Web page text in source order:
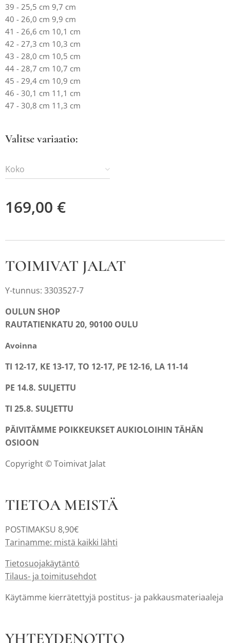
39 - 25,5 cm 9,7 cm
40 - 26,0 cm 9,9 cm
41 - 26,6 cm 10,1 cm
42 - 27,3 cm 10,3 cm
43 - 28,0 cm 10,5 cm
44 - 28,7 cm 10,7 cm
45 - 29,4 cm 10,9 cm
46 - 30,1 cm 11,1 cm
47 - 30,8 cm 11,3 cm
Valitse variaatio:
Koko
169,00 €
TOIMIVAT JALAT
Y-tunnus: 3303527-7
OULUN SHOP
RAUTATIENKATU 20, 90100 OULU
Avoinna
TI 12-17, KE 13-17, TO 12-17, PE 12-16, LA 11-14
PE 14.8. SULJETTU
TI 25.8. SULJETTU
PÄIVITÄMME POIKKEUKSET AUKIOLOIHIN TÄHÄN
OSIOON
Copyright © Toimivat Jalat
TIETOA MEISTÄ
POSTIMAKSU 8,90€
Tarinamme: mistä kaikki lähti
Tietosuojakäytäntö
Tilaus- ja toimitusehdot
Käytämme kierrätettyjä postitus- ja pakkausmateriaaleja
YHTEYDENOTTO